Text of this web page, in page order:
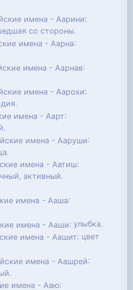
:
со стороны.
:
:
:
:
:
:
активный.
:
: улыбка.
: цвет
:
: